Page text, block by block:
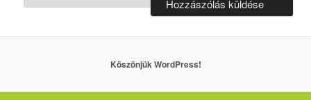
Köszönjük WordPress!